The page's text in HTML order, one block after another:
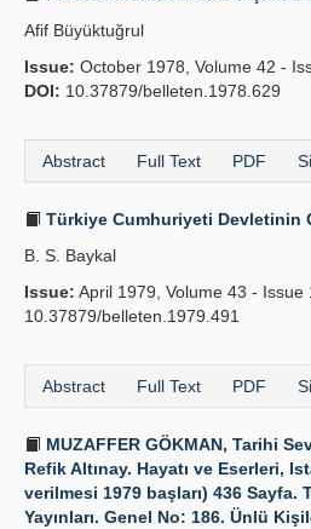
Afif Büyüktuğrul
Issue: October 1978, Volume 42 -
DOI: 10.37879/belleten.1978.629
Abstract Full Text PDF
Türkiye Cumhuriyeti Devletinin
B. S. Baykal
Issue: April 1979, Volume 43 - Issue
10.37879/belleten.1979.491
Abstract Full Text PDF
MUZAFFER GÖKMAN, Tarihi
Refik Altınay. Hayatı ve Eserleri,
verilmesi 1979 başları) 436 Sayfa.
Yayınları. Genel No: 186. Ünlü